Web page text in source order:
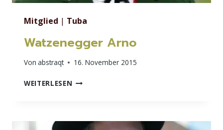
Mitglied | Tuba
Watzenegger Arno
Von abstraqt 16. November 2015
WEITERLESEN WATZENEGGER